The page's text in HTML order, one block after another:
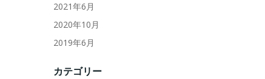
2021年6月
2020年10月
2019年6月
カテゴリー